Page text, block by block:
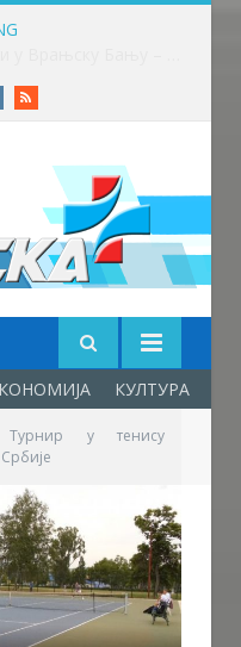
RSS
КУЛТУРА
Турнир у тенису